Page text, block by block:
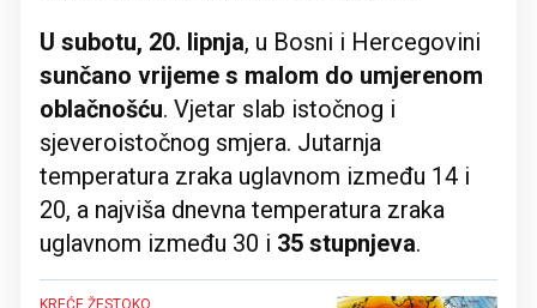
U subotu, 20. lipnja, u Bosni i Hercegovini
sunčano vrijeme s malom do umjerenom
oblačnošću. Vjetar slab istočnog i
sjeveroistočnog smjera. Jutarnja
temperatura zraka uglavnom između 14 i
20, a najviša dnevna temperatura zraka
uglavnom između 30 i 35 stupnjeva.
KREĆE ŽESTOKO